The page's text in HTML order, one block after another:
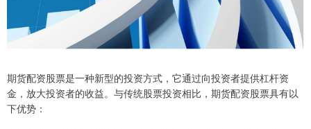
期货配资股票是一种新型的投资方式，它通过向投资者提供杠杆资
金，放大投资者的收益。与传统股票投资相比，期货配资股票具有以
下优势：